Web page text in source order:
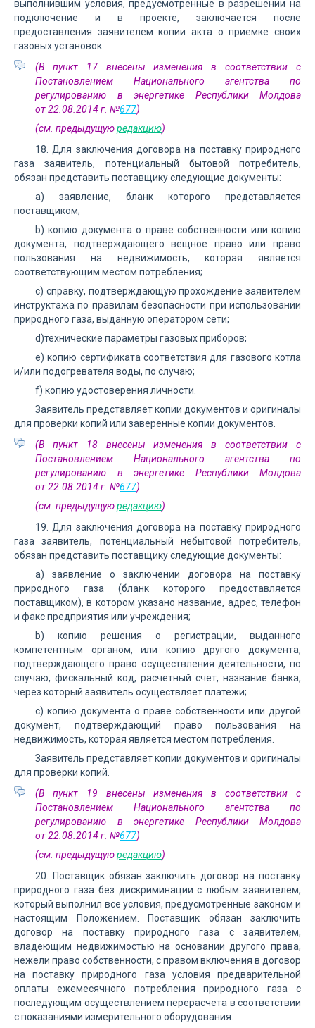
выполнившим условия, предусмотренные в разрешении на
подключение и в проекте, заключается после
предоставления заявителем копии акта о приемке своих
газовых установок.
(В пункт 17 внесены изменения в соответствии с
Постановлением Национального агентства по
регулированию в энергетике Республики Молдова
от 22.08.2014 г. №677)
(см. предыдущуюредакцию)
18. Для заключения договора на поставку природного
газа заявитель, потенциальный бытовой потребитель,
обязан представить поставщику следующие документы:
а) заявление, бланк которого представляется
поставщиком;
b) копию документа о праве собственности или копию
документа, подтверждающего вещное право или право
пользования на недвижимость, которая является
соответствующим местом потребления;
с) справку, подтверждающую прохождение заявителем
инструк­тажа по правилам безопасности при использовании
природного газа, выданную оператором сети;
d)технические параметры газовых приборов;
e) копию сертификата соответствия для газового котла
и/или подогревателя воды, по случаю;
f) копию удостоверения личности.
Заявитель представляет копии документов и оригиналы
для проверки копий или заверенные копии документов.
(В пункт 18 внесены изменения в соответствии с
Постановлением Национального агентства по
регулированию в энергетике Республики Молдова
от 22.08.2014 г. №677)
(см. предыдущуюредакцию)
19. Для заключения договора на поставку природного
газа заявитель, потенциальный небытовой потребитель,
обязан представить поставщику следующие документы:
а) заявление о заключении договора на поставку
природного газа (бланк которого предоставляется
поставщиком), в котором указано название, адрес, телефон
и факс предприятия или учреждения;
b) копию решения о регистрации, выданного
компетентным органом, или копию другого документа,
подтверждающего право осуществления деятельности, по
случаю, фискальный код, расчетный счет, название банка,
через который заявитель осуществляет платежи;
с) копию документа о праве собственности или другой
документ, подтверждающий право пользования на
недвижимость, которая является местом потребления.
Заявитель представляет копии документов и оригиналы
для проверки копий.
(В пункт 19 внесены изменения в соответствии с
Постановлением Национального агентства по
регулированию в энергетике Республики Молдова
от 22.08.2014 г. №677)
(см. предыдущуюредакцию)
20. Поставщик обязан заключить договор на поставку
природного газа без дискриминации с любым заявителем,
который выполнил все условия, предусмотренные законом и
настоящим Положением. Поставщик обязан заключить
договор на поставку природного газа с заявителем,
владеющим недви­жимостью на основании другого права,
нежели право собственности, с правом включения в договор
на поставку природного газа условия предварительной
оплаты ежемесячного потребления природного газа с
последующим осуществлением перерасчета в соответствии
с показаниями изме­рительного оборудования.